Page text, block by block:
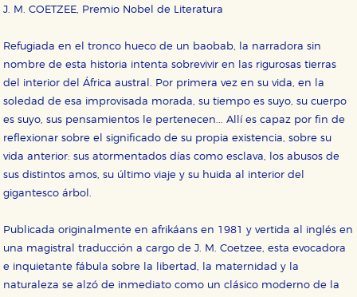
J. M. COETZEE, Premio Nobel de Literatura
Refugiada en el tronco hueco de un baobab, la narradora sin
nombre de esta historia intenta sobrevivir en las rigurosas tierras
del interior del África austral. Por primera vez en su vida, en la
soledad de esa improvisada morada, su tiempo es suyo, su cuerpo
es suyo, sus pensamientos le pertenecen... Allí es capaz por fin de
reflexionar sobre el significado de su propia existencia, sobre su
vida anterior: sus atormentados días como esclava, los abusos de
sus distintos amos, su último viaje y su huida al interior del
gigantesco árbol.
Publicada originalmente en afrikáans en 1981 y vertida al inglés en
una magistral traducción a cargo de J. M. Coetzee, esta evocadora
e inquietante fábula sobre la libertad, la maternidad y la
naturaleza se alzó de inmediato como un clásico moderno de la
CONFIGURACIÓN DE COOKIES
HABILITAR TODO RECHAZAR TODO
Cookies necesarias
Estas cookies son necesarias para que nuestro sitio
web funcione y no es posible deshabilitarlas desde
nuestro sistema. Es posible hacerlo desde el
navegador, pero en ese caso es posible que algunas
áreas de nuestra web dejen de funcionar
correctamente.
Estas cookies se utilizan para mejorar su experiencia
de navegación y optimizar el funcionamiento de
nuestro sitio web. Almacenan configuraciones de
servicios para que no tenga que reconfigurarlos cada
vez que nos visita. La información es agregada y, por lo
tanto, es anónima.